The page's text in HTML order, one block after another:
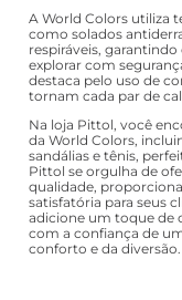
A World Colors utiliza
como solados
respiráveis,
explorar com
destaca pelo uso de
tornam cada par de
Na loja Pittol, você
da World Colors,
sandálias e tênis,
Pittol se orgulha de
qualidade,
satisfatória para seus
adicione um toque de
com a confiança de
conforto e da diversão.